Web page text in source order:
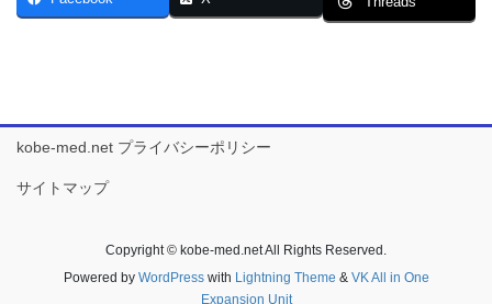
kobe-med.net プライバシーポリシー
サイトマップ
Copyright © kobe-med.net All Rights Reserved.
Powered by WordPresswith Lightning Theme & VK All in One
Expansion Unit